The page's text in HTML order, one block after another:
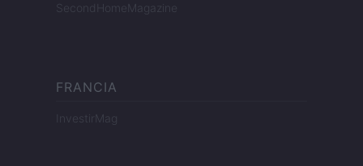
SecondHomeMagazine
FRANCIA
InvestirMag